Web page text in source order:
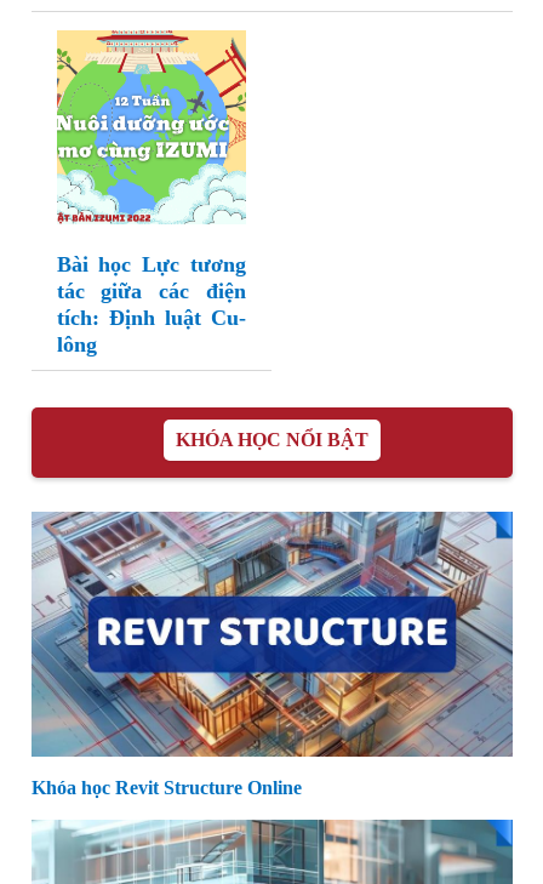
Bài học Lực tương
tác giữa các điện
tích: Định luật Cu-
lông
KHÓA HỌC NỔI BẬT
Khóa học Revit Structure Online